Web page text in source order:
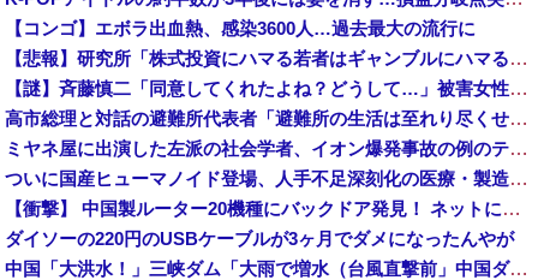
【コンゴ】エボラ出血熱、感染3600人…過去最大の流行に
【悲報】研究所「株式投資にハマる若者はギャンブルにハマる若者と同じ傾向がある」他
【謎】斉藤慎二「同意してくれたよね？どうして…」被害女性「彼は言葉が通じないモンスター」
高市総理と対話の避難所代表者「避難所の生活は至れり尽くせりで全く不自由ない、ありがとう！日本人でよかった！」
ミヤネ屋に出演した左派の社会学者、イオン爆発事故の例のテナントに理解を示して……
ついに国産ヒューマノイド登場、人手不足深刻化の医療・製造現場などでの活用想定！
【衝撃】 中国製ルーター20機種にバックドア発見！ ネットに繋ぐだけで35秒ごとに中国のサーバーと通信
ダイソーの220円のUSBケーブルが3ヶ月でダメになったんやが
中国「大洪水！」三峡ダム「大雨で増水（台風直撃前」中国ダム「緊急放流！」中国鉄道「列車が走行中に流される」中国避難所「支援物資は有料です」謎の勢力「え」→